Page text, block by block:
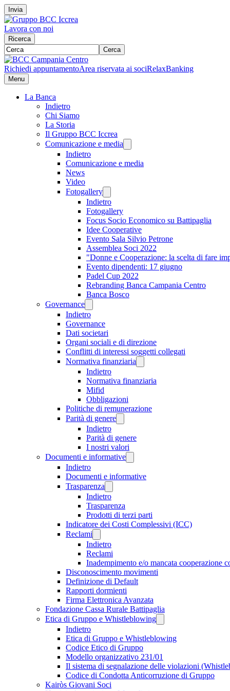
Invia
Lavora con noi
Ricerca
Cerca
Richiedi appuntamentoArea riservata ai sociRelaxBanking
Menu
La Banca
Indietro
Chi Siamo
La Storia
Il Gruppo BCC Iccrea
Comunicazione e media
Indietro
Comunicazione e media
News
Video
Fotogallery
Indietro
Fotogallery
Focus Socio Economico su Battipaglia
Idee Cooperative
Evento Sala Silvio Petrone
Assemblea Soci 2022
"Donne e Cooperazione: la scelta di fare
Evento dipendenti: 17 giugno
Padel Cup 2022
Rebranding Banca Campania Centro
Banca Bosco
Governance
Indietro
Governance
Dati societari
Organi sociali e di direzione
Conflitti di interessi soggetti collegati
Normativa finanziaria
Indietro
Normativa finanziaria
Mifid
Obbligazioni
Politiche di remunerazione
Parità di genere
Indietro
Parità di genere
I nostri valori
Documenti e informative
Indietro
Documenti e informative
Trasparenza
Indietro
Trasparenza
Prodotti di terzi parti
Indicatore dei Costi Complessivi (ICC)
Reclami
Indietro
Reclami
Inadempimento e/o mancata cooperazione
Disconoscimento movimenti
Definizione di Default
Rapporti dormienti
Firma Elettronica Avanzata
Fondazione Cassa Rurale Battipaglia
Etica di Gruppo e Whistleblowing
Indietro
Etica di Gruppo e Whistleblowing
Codice Etico di Gruppo
Modello organizzativo 231/01
Il sistema di segnalazione delle violazioni
Codice di Condotta Anticorruzione di Gruppo
Kairòs Giovani Soci